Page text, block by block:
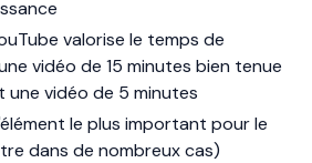
valorise le temps de
vidéo de 15 minutes bien tenue
une vidéo de 5 minutes
le plus important pour le
dans de nombreux cas)